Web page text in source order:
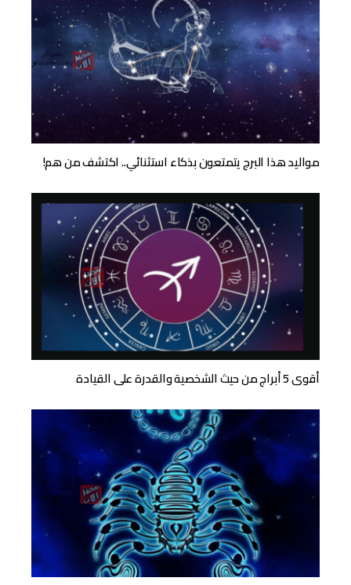
مواليد هذا البرج يتمتعون بذكاء استثنائي.. اكتشف من هم!
أقوى 5 أبراج من حيث الشخصية والقدرة على القيادة